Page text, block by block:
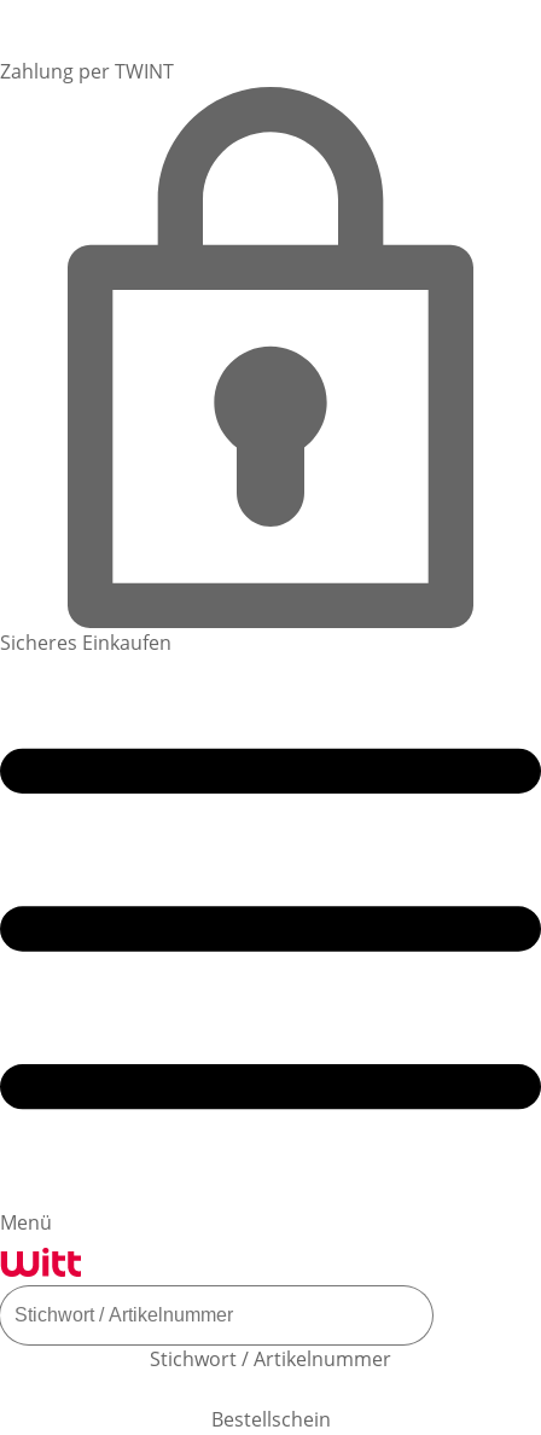
Zahlung per TWINT
Sicheres Einkaufen
Menü
Stichwort / Artikelnummer
Bestellschein